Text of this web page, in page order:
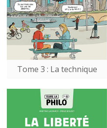
Tome 3 : La technique